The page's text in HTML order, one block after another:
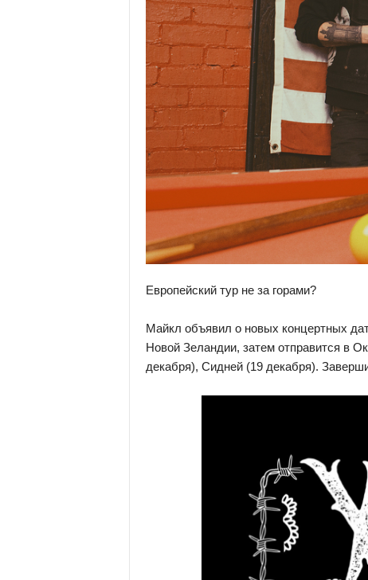
й
с
т
Европейский тур не за горами?
Майкл объявил о новых концертных
Новой Зеландии, затем отправится в
декабря), Сидней (19 декабря).